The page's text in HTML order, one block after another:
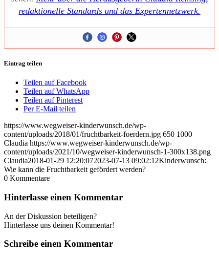
redak­tio­nel­le Stan­dards und das Exper­ten­netz­werk.
Eintrag teilen
Teilen auf Facebook
Teilen auf WhatsApp
Teilen auf Pinterest
Per E-Mail teilen
https://www.wegweiser-kinderwunsch.de/wp-
content/uploads/2018/01/fruchtbarkeit-foerdern.jpg 650 1000
Claudia https://www.wegweiser-kinderwunsch.de/wp-
content/uploads/2021/10/wegweiser-kinderwunsch-1-300x138.png
Claudia2018-01-29 12:20:072023-07-13 09:02:12Kin­der­wunsch:
Wie kann die Frucht­bar­keit geför­dert wer­den?
0 Kommentare
Hinterlasse einen Kommentar
An der Diskussion beteiligen?
Hinterlasse uns deinen Kommentar!
Schreibe einen Kommentar